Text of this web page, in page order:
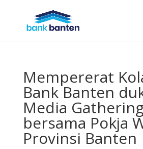
Mempererat
Bank Banten
Media Gathering
bersama Pokja
Provinsi Banten